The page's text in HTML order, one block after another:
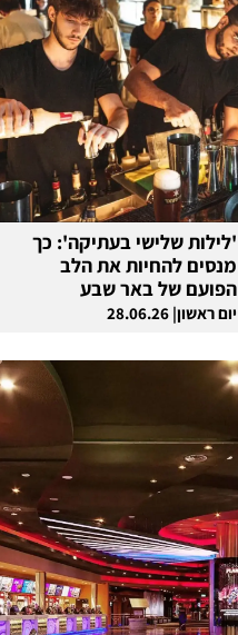
'לילות שלישי בעתיקה': כך
מנסים להחיות את הלב
הפועם של באר שבע
יום ראשון| 28.06.26